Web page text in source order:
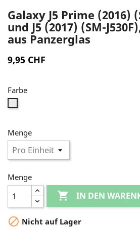
Galaxy J5 Prime (2016)
und J5 (2017) (SM-
aus Panzerglas
9,95 CHF
Farbe
Menge
Menge
 IN DEN
 Nicht auf Lager